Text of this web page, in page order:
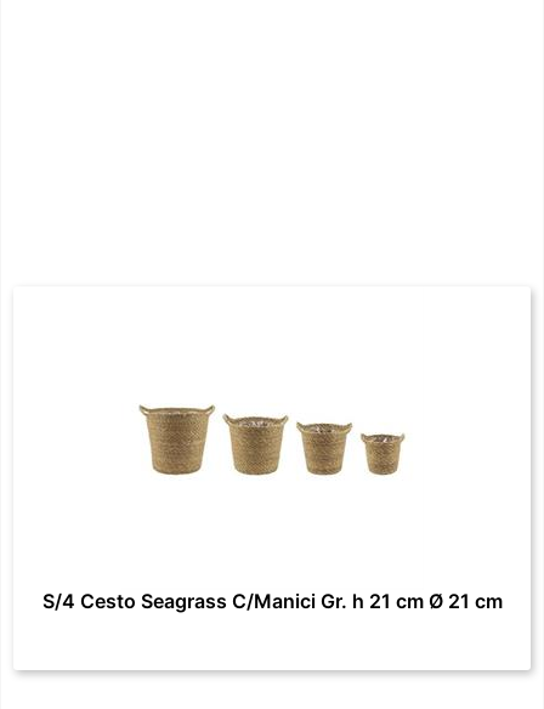
S/4 Cesto Seagrass C/Manici Gr. h 21 cm Ø 21 cm